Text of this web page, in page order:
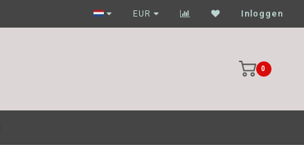
Garagehouders nog scherpere prijzen
EUR Inloggen
0